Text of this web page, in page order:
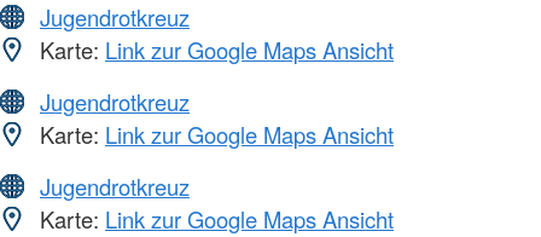
Jugendrotkreuz
Karte: Link zur Google Maps Ansicht
Jugendrotkreuz
Karte: Link zur Google Maps Ansicht
Jugendrotkreuz
Karte: Link zur Google Maps Ansicht